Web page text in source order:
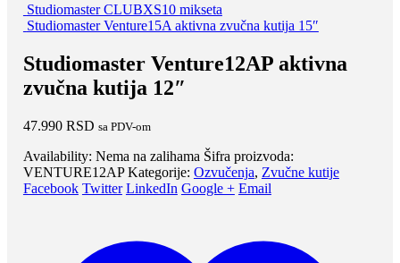
Studiomaster CLUBXS10 mikseta
Studiomaster Venture15A aktivna zvučna kutija 15″
Studiomaster Venture12AP aktivna
zvučna kutija 12″
47.990 RSD sa PDV-om
Availability: Nema na zalihama Šifra proizvoda:
VENTURE12AP Kategorije: Ozvučenja, Zvučne kutije
Facebook Twitter LinkedIn Google + Email